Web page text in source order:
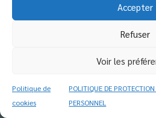
Accepter
Refuser
Voir les
Politique de
cookies
POLITIQUE DE
PERSONNEL
Classés dans : Actus Lycée,Actus
Blog